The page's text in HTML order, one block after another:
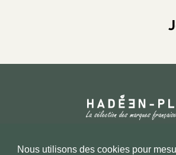
Nous utilisons des cookies pour